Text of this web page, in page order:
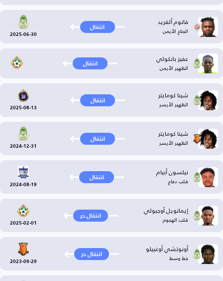
فانوم ألفريد
الجناح الأيمن انتقال
2025-06-30
عفيز بانكولي
الظهير الأيمن انتقال
شينا كومايتر
الظهير الأيسر انتقال
2025-08-13
شينا كومايتر
الظهير الأيسر انتقال
2024-12-31
نيلسون أبيام
قلب دفاع انتقال
2024-08-19
إيمانويل أوجبولي
قلب الهجوم انتقال حر
2025-02-01
أونوتشي أوغبيلو
خط وسط انتقال حر
2023-09-29